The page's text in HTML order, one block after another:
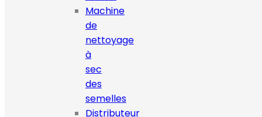
Machine
de
nettoyage
à
sec
des
semelles
Distributeur